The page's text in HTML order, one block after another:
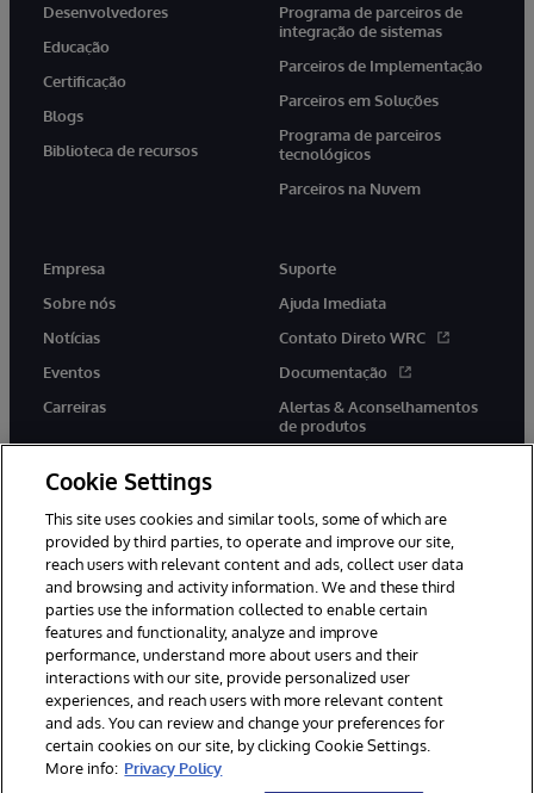
Desenvolvedores
Educação
Certificação
Blogs
Biblioteca de recursos
Programa de parceiros de
integração de sistemas
Parceiros de Implementação
Parceiros em Soluções
Programa de parceiros
tecnológicos
Parceiros na Nuvem
Empresa
Sobre nós
Notícias
Eventos
Carreiras
Suporte
Ajuda Imediata
Contato Direto WRC
Documentação
Alertas & Aconselhamentos
de produtos
twitter youtubefacebooklinkedin
© 1996-2022 InterSystems Corporation, Boston, MA. Todos os
direitos reservados.
Avisos/Termos & Condições
Declaração de Privacidade
Garantia
Acessibilidade
Cookie Settings
This site uses cookies and similar tools, some of which are
provided by third parties, to operate and improve our site,
reach users with relevant content and ads, collect user data
and browsing and activity information. We and these third
parties use the information collected to enable certain
features and functionality, analyze and improve
performance, understand more about users and their
interactions with our site, provide personalized user
experiences, and reach users with more relevant content
and ads. You can review and change your preferences for
certain cookies on our site, by clicking Cookie Settings.
More info: Privacy Policy